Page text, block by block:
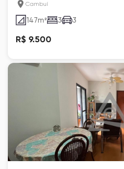
Cambuí
147m² 3 3
R$ 9.500